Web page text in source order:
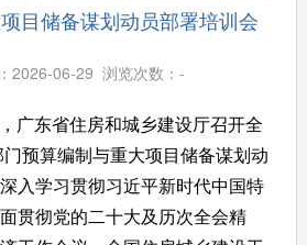
目储备谋划动员部署培训会
2026-06-29 浏览次数：-
东省住房和城乡建设厅召开全
预算编制与重大项目储备谋划动
入学习贯彻习近平新时代中国特
贯彻党的二十大及历次全会精